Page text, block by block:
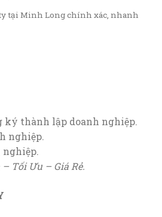
tại Minh Long chính xác, nhanh
ký thành lập doanh nghiệp.
nghiệp.
nghiệp.
Tối Ưu – Giá Rẻ.